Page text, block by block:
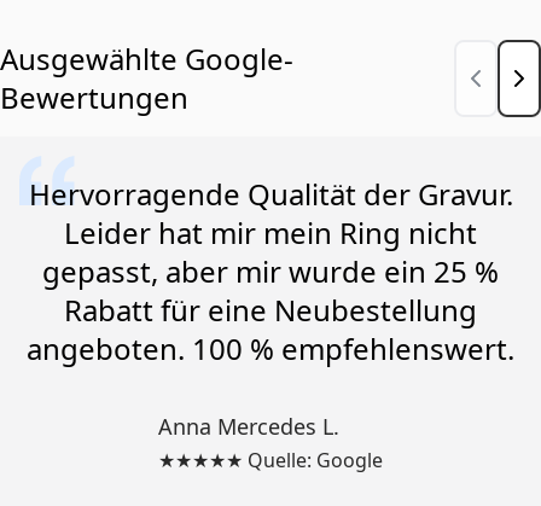
Ausgewählte Google-
Bewertungen
Hervorragende Qualität der Gravur.
Leider hat mir mein Ring nicht
gepasst, aber mir wurde ein 25 %
Rabatt für eine Neubestellung
angeboten. 100 % empfehlenswert.
Anna Mercedes L.
★★★★★ Quelle: Google